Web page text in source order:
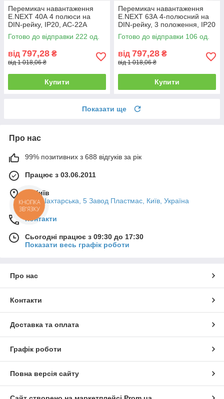
Перемикач навантаження
E.NEXT 40А 4 полюси на
DIN-рейку, IP20, AC-22A
Готово до відправки 222 од.
від 797,28 ₴
від 1 018,06 ₴
Купити
Перемикач навантаження
E.NEXT 63А 4-полюсний на
DIN-рейку, 3 положення, IP20
Готово до відправки 106 од.
від 797,28 ₴
від 1 018,06 ₴
Купити
Показати ще
Про нас
99% позитивних з 688 відгуків за рік
Працює з 03.06.2011
м. Київ
вул. Шахтарська, 5 Завод Пластмас, Київ, Україна
Контакти
Сьогодні працює з 09:30 до 17:30
Показати весь графік роботи
Про нас
Контакти
Доставка та оплата
Графік роботи
Повна версія сайту
КНОПКА
ЗВ'ЯЗКУ